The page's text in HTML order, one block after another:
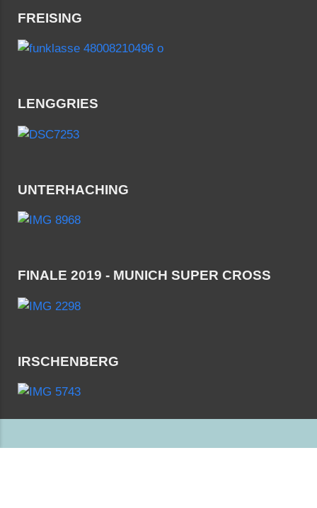
FREISING
LENGGRIES
UNTERHACHING
FINALE 2019 - MUNICH SUPER CROSS
IRSCHENBERG